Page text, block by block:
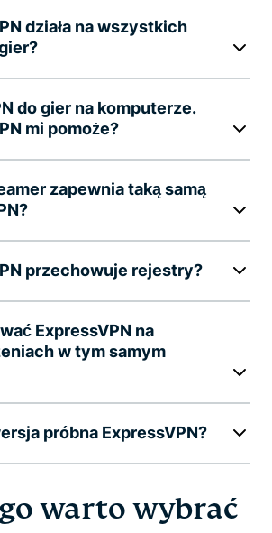
działa na wszystkich
do gier na komputerze.
mi pomoże?
zapewnia taką samą
przechowuje rejestry?
ExpressVPN na
w tym samym
próbna ExpressVPN?
warto wybrać